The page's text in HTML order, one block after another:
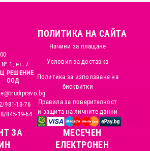
1, ет. 7
РЕШЕНИЕ
ООД
981-13-76
845-19-64
ПОЛИТИКА НА САЙТА
Начини за плащане
Условия за доставка
Политика за използване на
бисквитки
Правила за поверителност
и защита на личните данни
ЗА
MЕСЕЧЕН
ЕЛЕКТРОНЕН